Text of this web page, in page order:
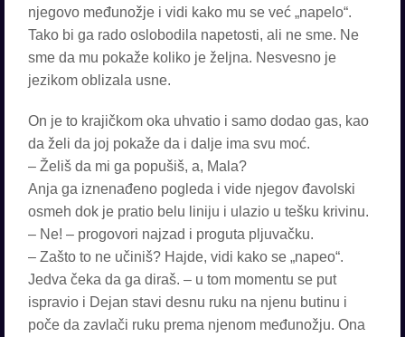
njegovo međunožje i vidi kako mu se već „napelo“.
Tako bi ga rado oslobodila napetosti, ali ne sme. Ne
sme da mu pokaže koliko je željna. Nesvesno je
jezikom oblizala usne.
On je to krajičkom oka uhvatio i samo dodao gas, kao
da želi da joj pokaže da i dalje ima svu moć.
– Želiš da mi ga popušiš, a, Mala?
Anja ga iznenađeno pogleda i vide njegov đavolski
osmeh dok je pratio belu liniju i ulazio u tešku krivinu.
– Ne! – progovori najzad i proguta pljuvačku.
– Zašto to ne učiniš? Hajde, vidi kako se „napeo“.
Jedva čeka da ga diraš. – u tom momentu se put
ispravio i Dejan stavi desnu ruku na njenu butinu i
poče da zavlači ruku prema njenom međunožju. Ona